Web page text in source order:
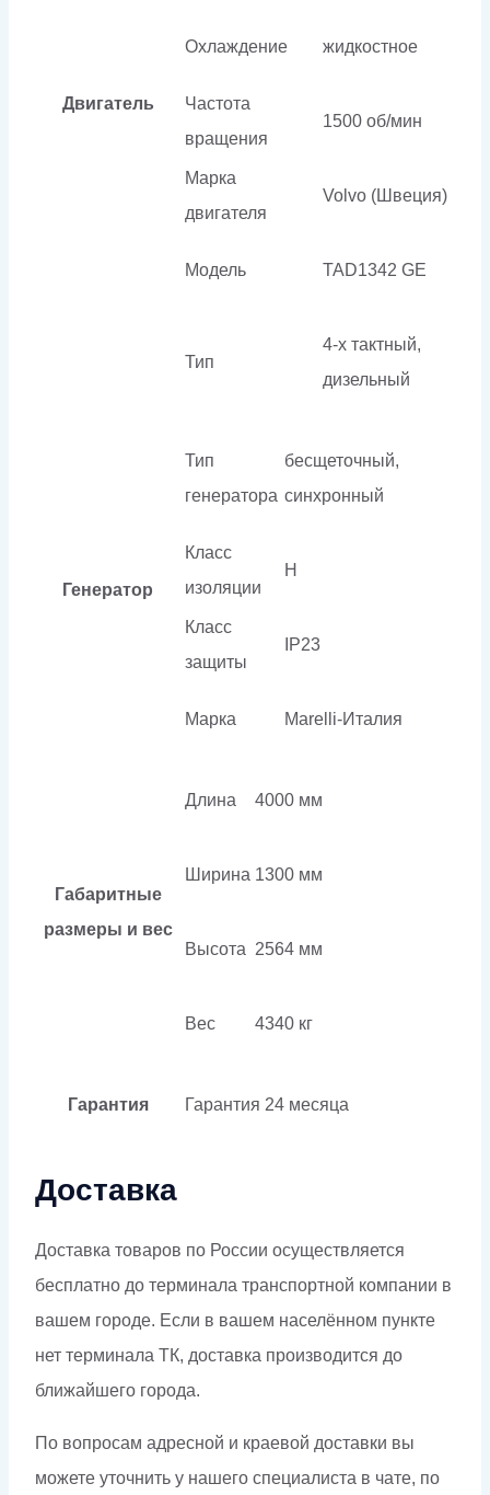
Двигатель
Охлаждение жидкостное
Частота
вращения
1500 об/мин
Марка
двигателя
Volvo (Швеция)
Модель TAD1342 GE
Тип
4-х тактный,
дизельный
Генератор
Тип
генератора
бесщеточный,
синхронный
Класс
изоляции
H
Класс
защиты
IP23
Марка Marelli-Италия
Габаритные
размеры и вес
Длина 4000 мм
Ширина 1300 мм
Высота 2564 мм
Вес 4340 кг
Гарантия Гарантия 24 месяца
Доставка
Доставка товаров по России осуществляется
бесплатно до терминала транспортной компании в
вашем городе. Если в вашем населённом пункте
нет терминала ТК, доставка производится до
ближайшего города.
По вопросам адресной и краевой доставки вы
можете уточнить у нашего специалиста в чате, по